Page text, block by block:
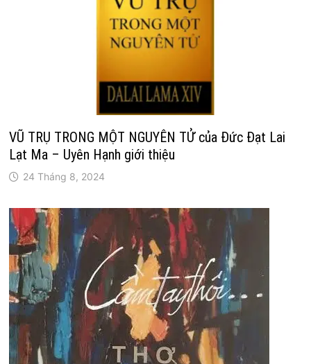
VŨ TRỤ TRONG MỘT NGUYÊN TỬ của Đức Đạt Lai
Lạt Ma – Uyên Hạnh giới thiệu
24 Tháng 8, 2024